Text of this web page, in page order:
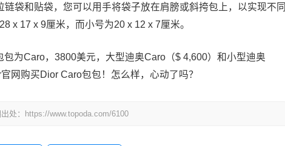
袋和贴袋，您可以用手将袋子放在肩膀或斜挎包上，以实现不同
x 17 x 9厘米，而小号为20 x 12 x 7厘米。
为Caro，3800美元，大型迪奥Caro（$ 4,600）和小型迪奥
网购买Dior Caro包包！怎么样，心动了吗？
处： https://www.topoda.com/6100